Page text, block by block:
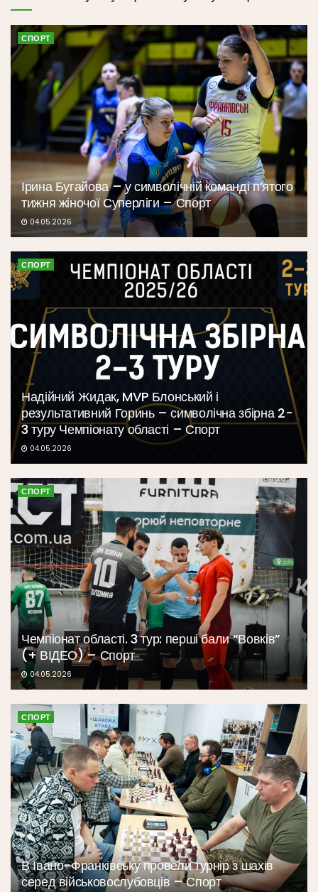
СПОРТ
Ірина Бугайова – у символічній команді п’ятого
тижня жіночої Суперліги – Спорт
04.05.2026
СПОРТ
Надійний Жидак, MVP Блонський і
результативний Горинь – символічна збірна 2-
3 туру Чемпіонату області – Спорт
04.05.2026
СПОРТ
Чемпіонат області. 3 тур: перші бали “Вовків”
(+ ВІДЕО) – Спорт
04.05.2026
СПОРТ
В Івано-Франківську провели турнір з шахів
серед військовослубовців – Спорт